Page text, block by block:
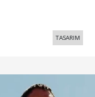
TASARIM